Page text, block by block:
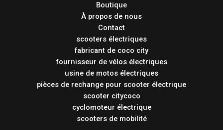
Boutique
À propos de nous
Contact
scooters électriques
fabricant de coco city
fournisseur de vélos électriques
usine de motos électriques
pièces de rechange pour scooter électrique
scooter citycoco
cyclomoteur électrique
scooters de mobilité